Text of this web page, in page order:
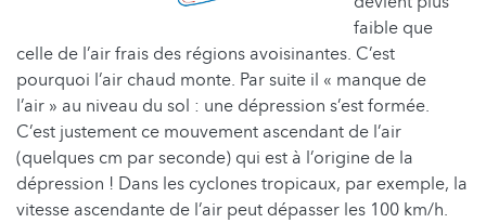
faible que
celle de l’air frais des régions avoisinantes. C’est
pourquoi l’air chaud monte. Par suite il « manque de
l’air » au niveau du sol : une dépression s’est formée.
C’est justement ce mouvement ascendant de l’air
(quelques cm par seconde) qui est à l’origine de la
dépression ! Dans les cyclones tropicaux, par exemple, la
vitesse ascendante de l’air peut dépasser les 100 km/h.